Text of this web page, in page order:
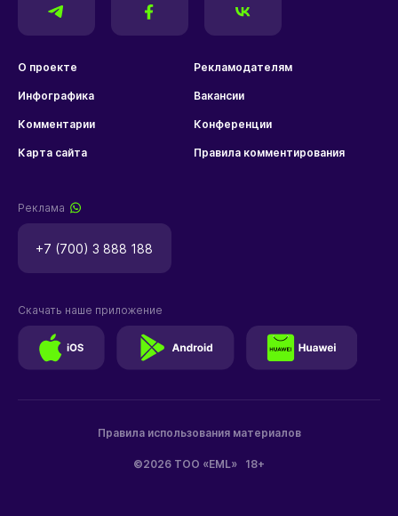
О проекте Рекламодателям
Инфографика Вакансии
Комментарии Конференции
Карта сайта Правила комментирования
Реклама
+7 (700) 3 888 188
©2026 ТОО «EML» 18+
Правила использования материалов
Скачать наше приложение